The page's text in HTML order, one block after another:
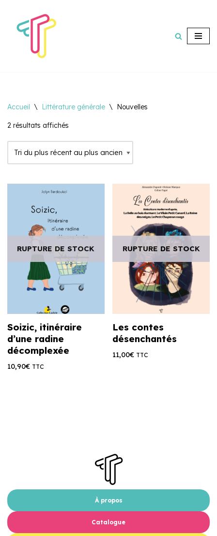
Aller
contenu
Accueil \ Littérature générale \ Nouvelles
2 résultats affichés
RUPTURE DE STOCK
Soizic, itinéraire
d’une radine
décomplexée
10,90€ TTC
RUPTURE DE STOCK
Les contes
désenchantés
11,00€ TTC
À propos
Catalogue